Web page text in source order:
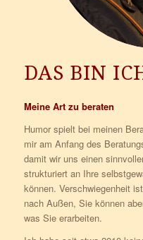
DAS BIN
Meine Art zu beraten
Humor spielt bei meinen
mir am Anfang des
damit wir uns einen
strukturiert an Ihre
können. Verschwiegenheit
nach Außen, Sie können
was Sie erarbeiten.